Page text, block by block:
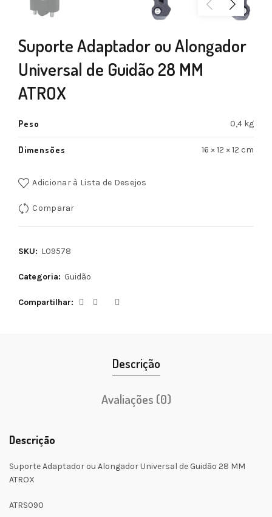
Suporte Adaptador ou Alongador
Universal de Guidão 28 MM
ATROX
Peso 0,4 kg
Dimensões 16 × 12 × 12 cm
Adicionar à Lista de Desejos
Comparar
SKU: L09578
Categoria: Guidão
Compartilhar
Descrição
Avaliações (0)
Descrição
Suporte Adaptador ou Alongador Universal de Guidão 28 MM
ATROX
ATRS090